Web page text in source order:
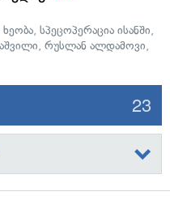
ხეობა, სპეცოპერაცია ისანში,
, რუსლან ალდამოვი,
23